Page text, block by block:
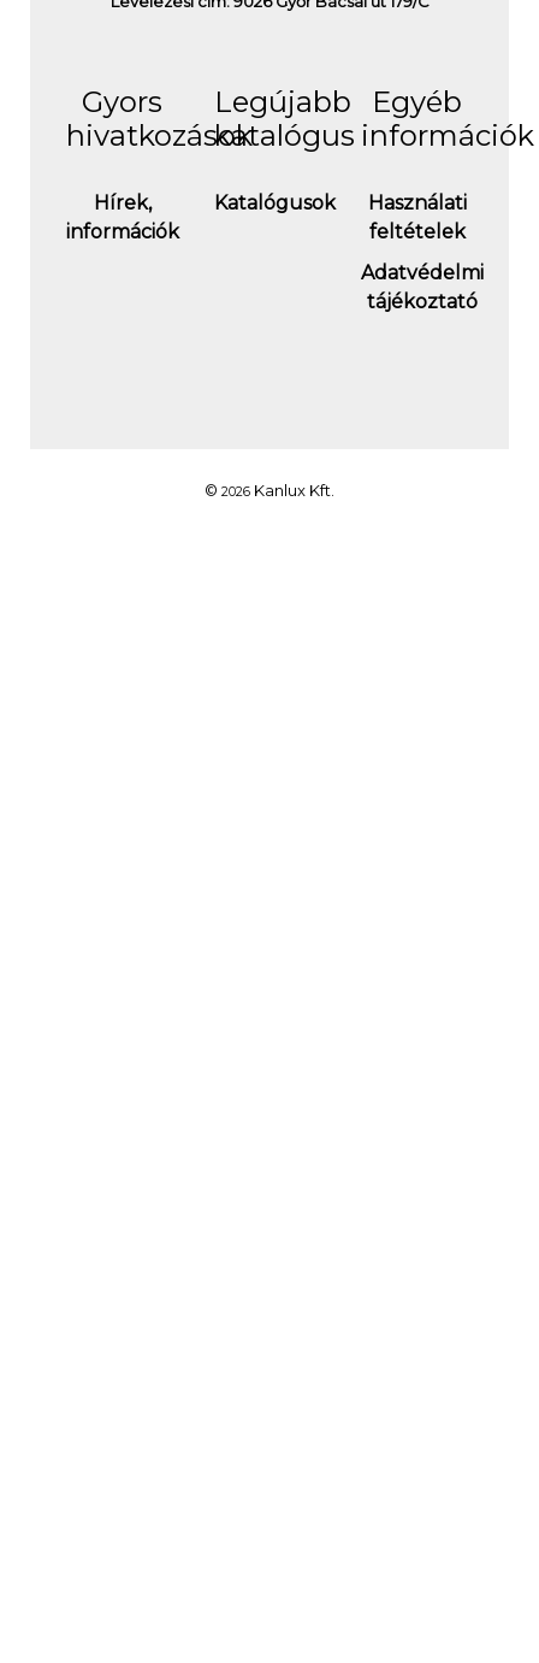
Gyors
hivatkozások
Hírek,
információk
Legújabb
katalógus
Katalógusok
Egyéb
információk
Használati
feltételek
Adatvédelmi
tájékoztató
© 2026 Kanlux Kft.